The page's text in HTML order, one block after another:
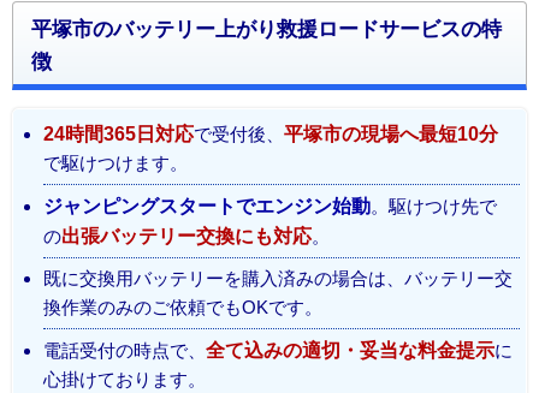
平塚市のバッテリー上がり救援ロードサービスの特
徴
24時間365日対応で受付後、 平塚市の現場へ最短10分
で駆けつけます。
ジャンピングスタートでエンジン始動。駆けつけ先で
の出張バッテリー交換にも対応。
既に交換用バッテリーを購入済みの場合は、バッテリー交
換作業のみのご依頼でもOKです。
電話受付の時点で、 全て込みの適切・妥当な料金提示に
心掛けております。